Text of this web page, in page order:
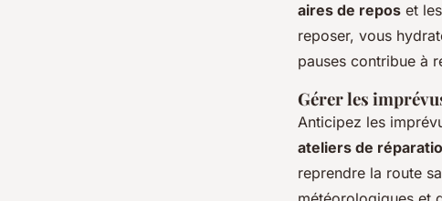
aires de repos et
reposer, vous
pauses contribue à
Gérer les
Anticipez les
ateliers de
reprendre la route